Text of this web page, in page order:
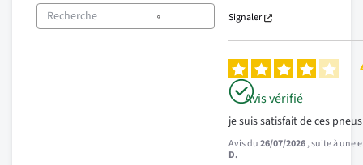
Signaler
Avis vérifié
je suis satisfait de ces
Avis du26/07/2026, suite à une
D.